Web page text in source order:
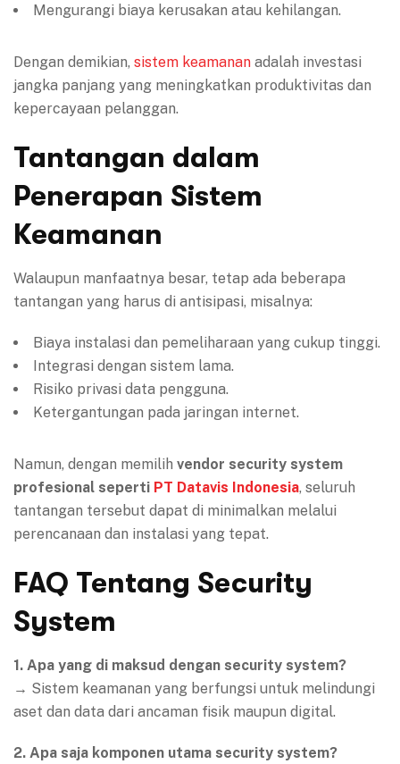
Mengurangi biaya kerusakan atau kehilangan.
Dengan demikian, sistem keamanan adalah investasi
jangka panjang yang meningkatkan produktivitas dan
kepercayaan pelanggan.
Tantangan dalam
Penerapan Sistem
Keamanan
Walaupun manfaatnya besar, tetap ada beberapa
tantangan yang harus di antisipasi, misalnya:
Biaya instalasi dan pemeliharaan yang cukup tinggi.
Integrasi dengan sistem lama.
Risiko privasi data pengguna.
Ketergantungan pada jaringan internet.
Namun, dengan memilih vendor security system
profesional seperti PT Datavis Indonesia, seluruh
tantangan tersebut dapat di minimalkan melalui
perencanaan dan instalasi yang tepat.
FAQ Tentang Security
System
1. Apa yang di maksud dengan security system?
→ Sistem keamanan yang berfungsi untuk melindungi
aset dan data dari ancaman fisik maupun digital.
2. Apa saja komponen utama security system?